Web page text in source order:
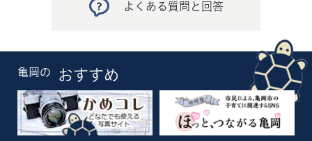
よくある質問と回答
亀岡の おすすめ